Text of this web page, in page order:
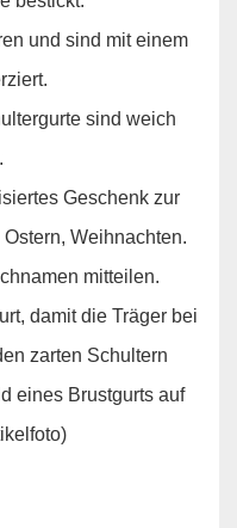
und sind mit einem
sind weich
Geschenk zur
Weihnachten.
mitteilen.
damit die Träger bei
zarten Schultern
eines Brustgurts auf